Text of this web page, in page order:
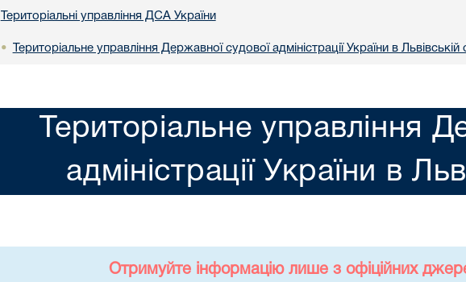
Територіальні управління ДСА України
• Територіальне управління Державної судової адміністрації України в Львiвській
Територіальне управління
адміністрації України в
Отримуйте інформацію лише з офіційних